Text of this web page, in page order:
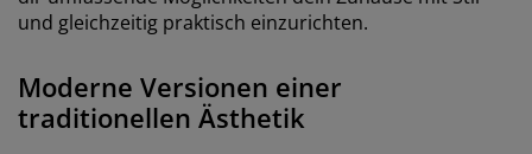
und gleichzeitig praktisch einzurichten.
Moderne Versionen einer
traditionellen Ästhetik